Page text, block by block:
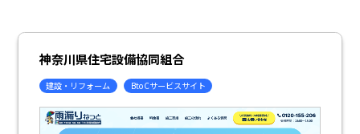
神奈川県住宅設備協同組合
建設・リフォーム BtoCサービスサイト